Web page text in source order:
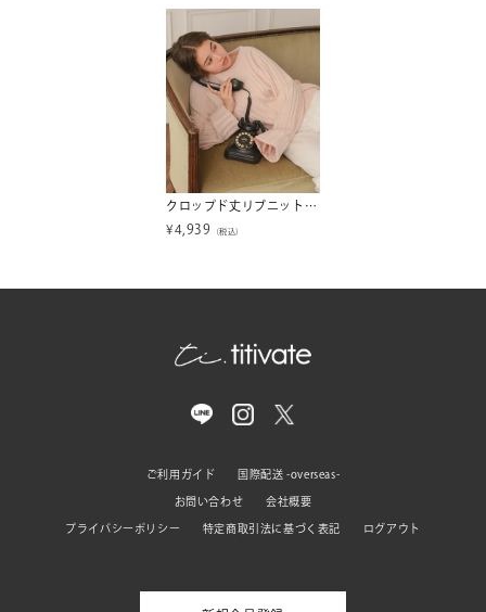
クロップド丈リブニットプルオーバー
¥4,939 （税込）
ご利用ガイド 国際配送 -overseas-
お問い合わせ 会社概要
プライバシーポリシー 特定商取引法に基づく表記 ログアウト